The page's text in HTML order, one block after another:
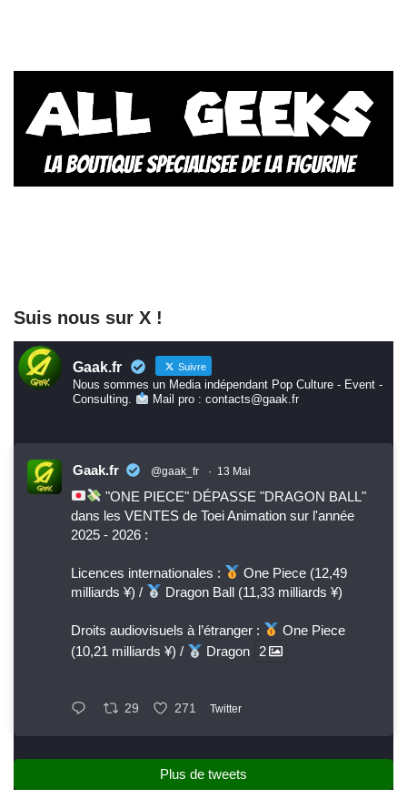
Suis nous sur X !
Gaak.fr Suivre
Nous sommes un Media indépendant Pop Culture - Event -
Consulting.
Mail pro : contacts@gaak.fr
Gaak.fr @gaak_fr · 13 Mai
"ONE PIECE" DÉPASSE "DRAGON BALL"
dans les VENTES de Toei Animation sur l'année
2025 - 2026 :
Licences internationales :
One Piece (12,49
milliards ¥) /
Dragon Ball (11,33 milliards ¥)
Droits audiovisuels à l’étranger :
One Piece
(10,21 milliards ¥) /
Dragon 2
29 271 Twitter
Plus de tweets